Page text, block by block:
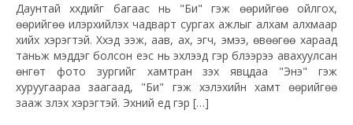
Даунтай хүүхдийг багаас нь "Би" гэж өөрийгөө ойлгох,
өөрийгөө илэрхийлэх чадварт сургах ажлыг алхам алхмаар
хийх хэрэгтэй. Хүүхэд ээж, аав, ах, эгч, эмээ, өвөөгөө хараад
таньж мэддэг болсон үеэс нь эхлээд гэр бүлээрээ авахуулсан
өнгөт фото зургийг хамтран үзэх явцдаа "Энэ" гэж
хуруугаараа заагаад, "Би" гэж хэлэхийн хамт өөрийгөө
зааж үзүүлэх хэрэгтэй. Эхний үед гэр […]